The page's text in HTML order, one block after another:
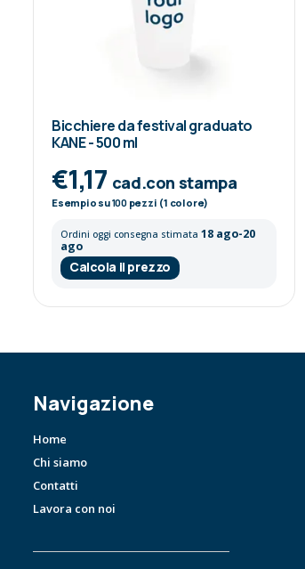
Bicchiere da festival graduato
KANE - 500 ml
€1,17 cad.con stampa
Esempio su100pezzi (1 colore)
Ordini oggi consegna stimata 18 ago-20
ago
Calcola il prezzo
Navigazione
Home
Chi siamo
Contatti
Lavora con noi